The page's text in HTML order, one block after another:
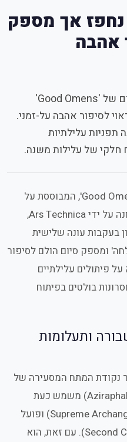
נחפז אך מספק
אהבה
על פי Ars Technica, פרק הסיום של 'Good Omens'
לסיפור אהבה על-זמני.
תפניות עלילתיות
חלקי של עלילות משנה.
פרק הסיום של סדרת הלהיט 'Good Omens', המבוססת על
ספרו של ניל גיימן, נסקרה לאחרונה על ידי Ars Technica,
בעקבות עונה שלישית
ומספק סיום הולם לסיפור
פיתולים עלילתיים
בולטים בפיתוח
ותעלומות
נקודת המתח המסעירה של
סיום העונה השנייה. אזירפאל (Aziraphale) משמש כעת
בתפקיד ה'ארכיאנג'ל העליון' (Supreme Archangel) ופועל
למימוש 'הביאה השנייה' (Second Coming). עם זאת, הוא